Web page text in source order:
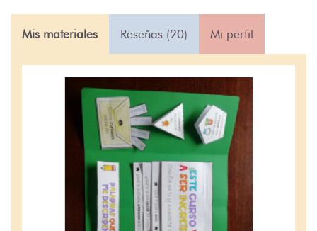
Mis materiales Reseñas (20) Mi perfil